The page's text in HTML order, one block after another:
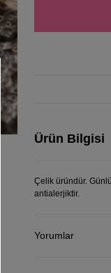
Ürün Bilgisi
Çelik üründür.
antialerjiktir.
Yorumlar